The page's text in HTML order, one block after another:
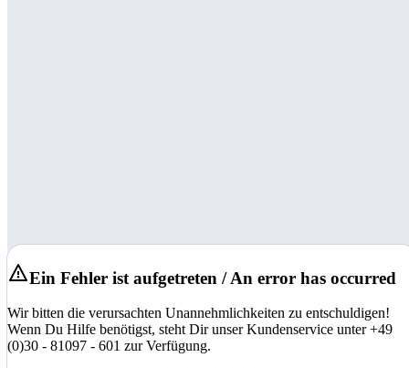
Ein Fehler ist aufgetreten / An error has occurred
Wir bitten die verursachten Unannehmlichkeiten zu entschuldigen!
Wenn Du Hilfe benötigst, steht Dir unser Kundenservice unter +49
(0)30 - 81097 - 601 zur Verfügung.